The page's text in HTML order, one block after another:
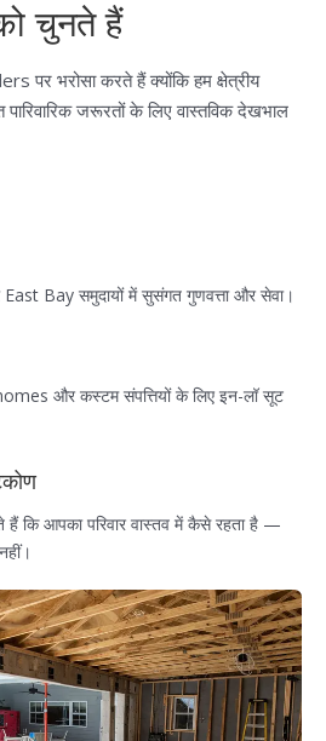
चुनते हैं
पर भरोसा करते हैं क्योंकि हम क्षेत्रीय
पारिवारिक जरूरतों के लिए वास्तविक देखभाल
Bay समुदायों में सुसंगत गुणवत्ता और सेवा।
और कस्टम संपत्तियों के लिए इन-लॉ सूट
कि आपका परिवार वास्तव में कैसे रहता है —